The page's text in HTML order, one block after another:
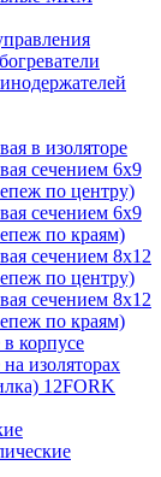
в изоляторе
сечением 6х9
по центру)
сечением 6х9
по краям)
сечением 8х12
по центру)
сечением 8х12
по краям)
корпусе
изоляторах
12FORK